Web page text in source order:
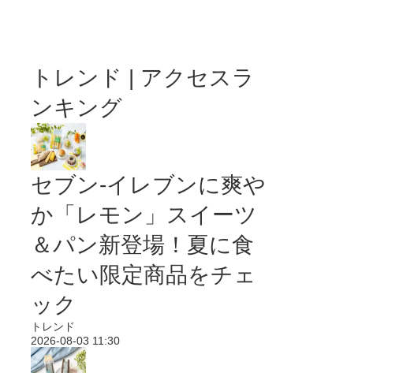
トレンド | アクセスラ
ンキング
セブン‐イレブンに爽や
か「レモン」スイーツ
＆パン新登場！夏に食
べたい限定商品をチェ
ック
トレンド
2026-08-03 11:30